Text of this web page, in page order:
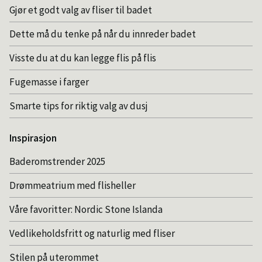
Gjør et godt valg av fliser til badet
Dette må du tenke på når du innreder badet
Visste du at du kan legge flis på flis
Fugemasse i farger
Smarte tips for riktig valg av dusj
Inspirasjon
Baderomstrender 2025
Drømmeatrium med flisheller
Våre favoritter: Nordic Stone Islanda
Vedlikeholdsfritt og naturlig med fliser
Stilen på uterommet